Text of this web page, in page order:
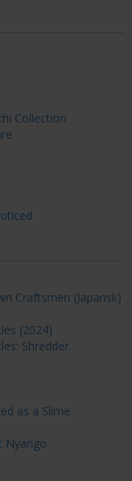
Collection
Craftsmen (Japansk)
(2024)
Shredder
as a Slime
Nyango